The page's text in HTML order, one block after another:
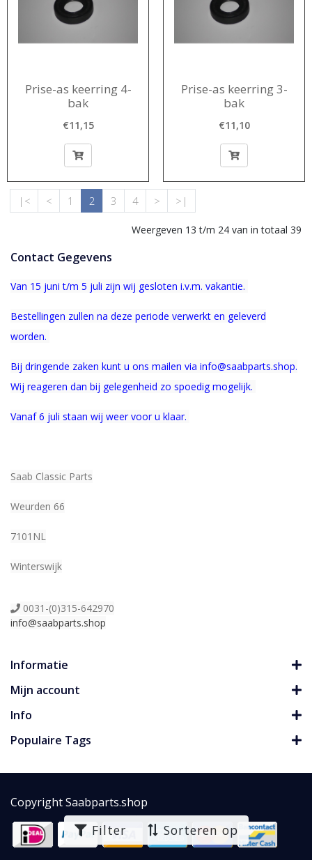
Prise-as keerring 4-
bak
€11,15
Prise-as keerring 3-
bak
€11,10
|< < 1 2 3 4 > >|
Weergeven 13 t/m 24 van in totaal 39
Filter Sorteren op
Contact Gegevens
Van 15 juni t/m 5 juli zijn wij gesloten i.v.m. vakantie.
Bestellingen zullen na deze periode verwerkt en geleverd
worden.
Bij dringende zaken kunt u ons mailen via info@saabparts.shop.
Wij reageren dan bij gelegenheid zo spoedig mogelijk.
Vanaf 6 juli staan wij weer voor u klaar.
Saab Classic Parts
Weurden 66
7101NL
Winterswijk
0031-(0)315-642970
info@saabparts.shop
Informatie
Mijn account
Info
Populaire Tags
Copyright Saabparts.shop